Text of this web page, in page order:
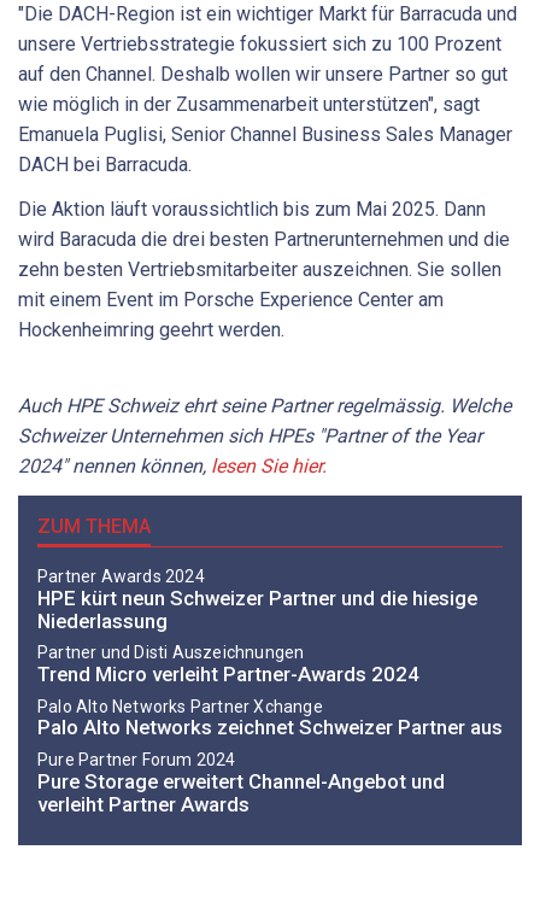
"Die DACH-Region ist ein wichtiger Markt für Barracuda und
unsere Vertriebsstrategie fokussiert sich zu 100 Prozent
auf den Channel. Deshalb wollen wir unsere Partner so gut
wie möglich in der Zusammenarbeit unterstützen", sagt
Emanuela Puglisi, Senior Channel Business Sales Manager
DACH bei Barracuda.
Die Aktion läuft voraussichtlich bis zum Mai 2025. Dann
wird Baracuda die drei besten Partnerunternehmen und die
zehn besten Vertriebsmitarbeiter auszeichnen. Sie sollen
mit einem Event im Porsche Experience Center am
Hockenheimring geehrt werden.
Auch HPE Schweiz ehrt seine Partner regelmässig. Welche
Schweizer Unternehmen sich HPEs "Partner of the Year
2024" nennen können, lesen Sie hier.
ZUM THEMA
Partner Awards 2024
HPE kürt neun Schweizer Partner und die hiesige
Niederlassung
Partner und Disti Auszeichnungen
Trend Micro verleiht Partner-Awards 2024
Palo Alto Networks Partner Xchange
Palo Alto Networks zeichnet Schweizer Partner aus
Pure Partner Forum 2024
Pure Storage erweitert Channel-Angebot und
verleiht Partner Awards